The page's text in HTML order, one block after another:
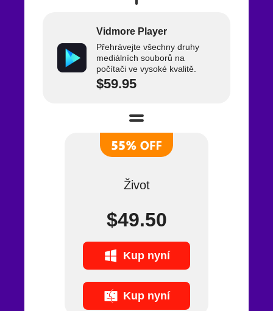
Vidmore Player
Přehrávejte všechny druhy
mediálních souborů na
počítači ve vysoké kvalitě.
$59.95
Život
$49.50
Kup nyní
Kup nyní